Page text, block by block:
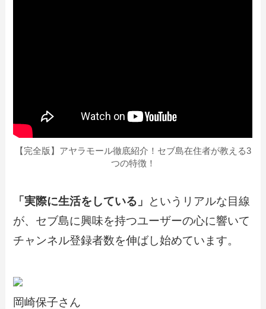
【完全版】アヤラモール徹底紹介！セブ島在住者が教える3
つの特徴！
「実際に生活をしている」
というリアルな目線
が、セブ島に興味を持つユーザーの心に響いて
チャンネル登録者数を伸ばし始めています。
岡崎保子さん